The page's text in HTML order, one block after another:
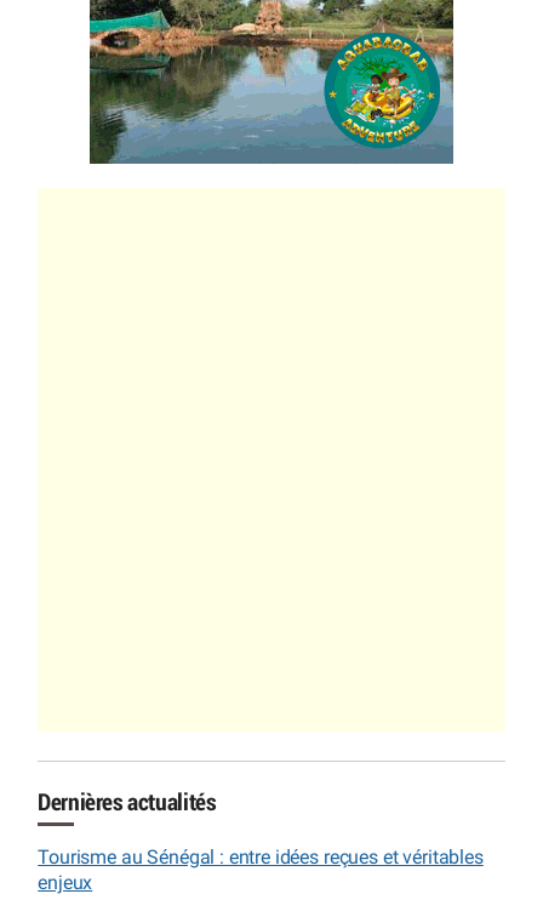
Dernières actualités
Tourisme au Sénégal : entre idées reçues et véritables
enjeux